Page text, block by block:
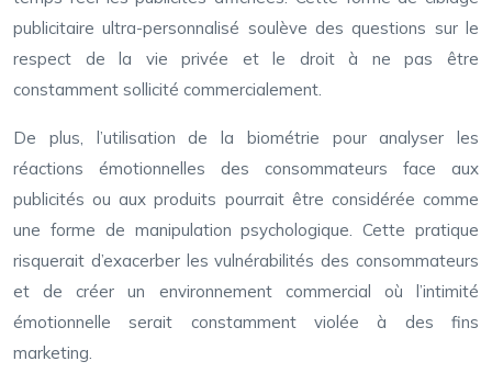
publicitaire ultra-personnalisé soulève des questions sur le
respect de la vie privée et le droit à ne pas être
constamment sollicité commercialement.
De plus, l’utilisation de la biométrie pour analyser les
réactions émotionnelles des consommateurs face aux
publicités ou aux produits pourrait être considérée comme
une forme de manipulation psychologique. Cette pratique
risquerait d’exacerber les vulnérabilités des consommateurs
et de créer un environnement commercial où l’intimité
émotionnelle serait constamment violée à des fins
marketing.